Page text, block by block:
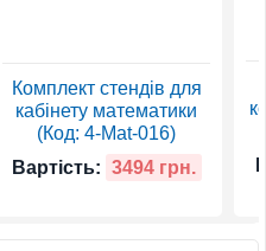
Комплект стендів для
кабінету математики
(Код: 4-Mat-016)
Вартість: 3494 грн.